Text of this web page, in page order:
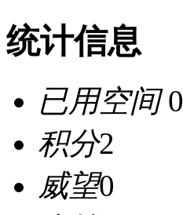
统计信息
已用空间
积分2
威望0